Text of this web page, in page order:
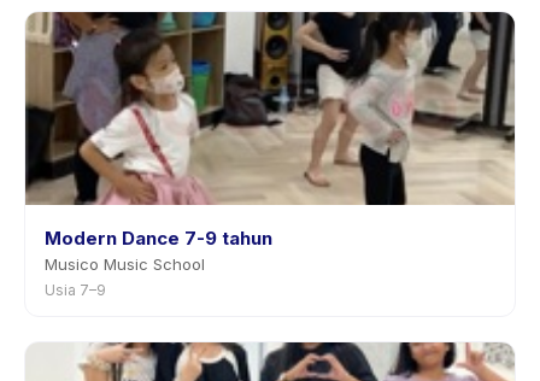
Modern Dance 7-9 tahun
Musico Music School
Usia 7–9